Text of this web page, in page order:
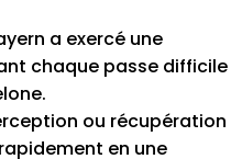
a exercé une
chaque passe difficile
ou récupération
en une